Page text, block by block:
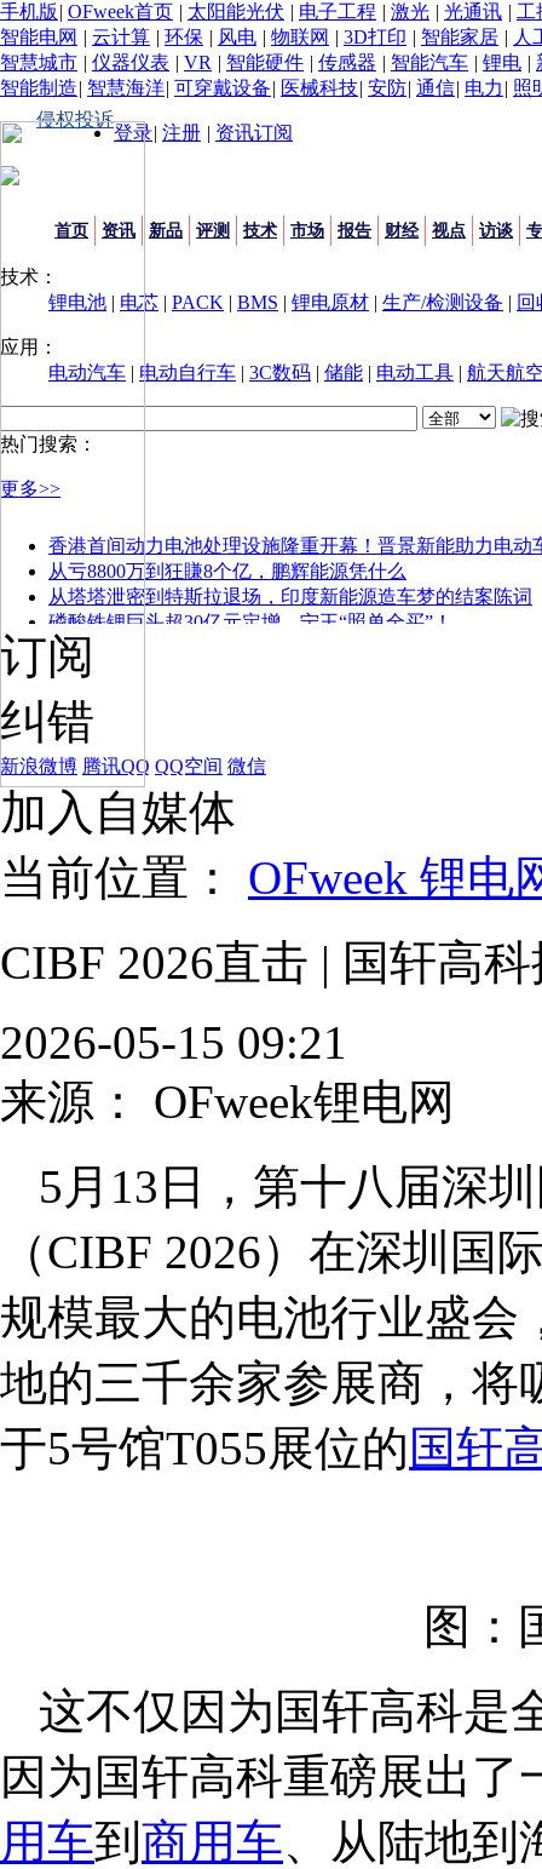
手机版 | OFweek首页 | 太阳能光伏 | 电子工程 | 激光 | 光通讯 | 工
智能电网 | 云计算 | 环保 | 风电 | 物联网 | 3D打印 | 智能家居 | 人
智慧城市 | 仪器仪表 | VR | 智能硬件 | 传感器 | 智能汽车 | 锂电 |
智能制造| 智慧海洋| 可穿戴设备| 医械科技| 安防| 通信| 电力 | 照
侵权投诉
登录| 注册 | 资讯订阅
首页 资讯 新品 评测 技术 市场 报告 财经 视点 访谈
技术：
锂电池 | 电芯 | PACK | BMS | 锂电原材 | 生产/检测设备 | 回
应用：
电动汽车 | 电动自行车 | 3C数码 | 储能 | 电动工具 | 航天航
热门搜索：
更多>>
香港首间动力电池处理设施隆重开幕！晋景新能助力电动
从亏8800万到狂賺8个亿，鹏辉能源凭什么
从塔塔泄密到特斯拉退场，印度新能源造车梦的结案陈词
磷酸铁锂巨头超30亿元定增，宁王“照单全买”！
订阅
纠错
新浪微博 腾讯QQ QQ空间 微信
加入自媒体
当前位置： OFweek 锂电
CIBF 2026直击 | 国轩高
2026-05-15 09:21
来源：
OFweek锂电网
5月13日，第十八届深
（CIBF 2026）在深圳国
规模最大的电池行业盛会
地的三千余家参展商，将
于5号馆T055展位的国轩
图：
这不仅因为国轩高科是
因为国轩高科重磅展出
用车到 商用车、从陆地到